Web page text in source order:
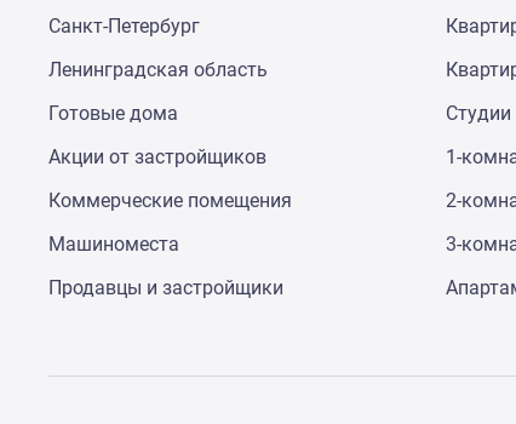
Санкт-Петербург
Ленинградская область
Готовые дома
Акции от застройщиков
Коммерческие помещения
Машиноместа
Продавцы и застройщики
Студии
1-
2-
3-